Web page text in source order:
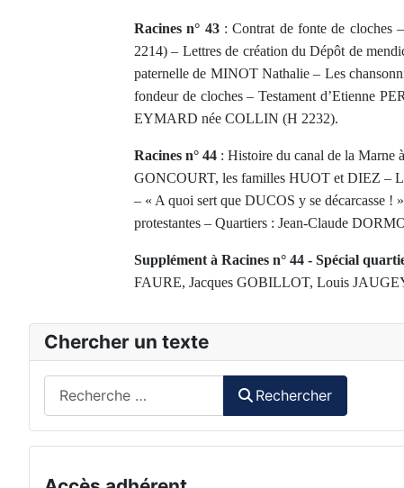
Chercher un texte
Rechercher
Racines n° 43: Contrat de fonte de cloches
2214) – Lettres de création du Dépôt de
paternelle de MINOT Nathalie – Les
fondeur de cloches – Testament d’Etienne
EYMARD née COLLIN (H 2232).
Racines n° 44 : Histoire du canal de la Marne
GONCOURT, les familles HUOT et DIEZ –
– « A quoi sert que DUCOS y se décarcasse !
protestantes – Quartiers : Jean-Claude
Supplément à Racines n° 44 - Spécial
FAURE, Jacques GOBILLOT, Louis